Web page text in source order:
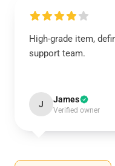
High-grade item,
support team.
J James
Verified owner